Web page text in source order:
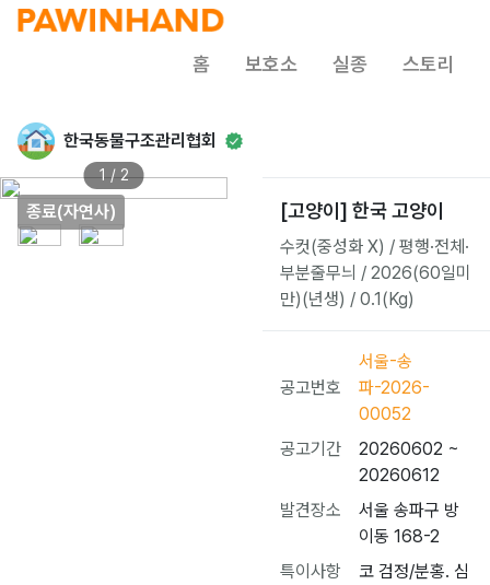
홈 보호소 실종 스토리
한국동물구조관리협회
종료(자연사)
1 / 2
[고양이] 한국 고양이
수컷(중성화 X) / 평행·전체·
부분줄무늬 / 2026(60일미
만)(년생) / 0.1(Kg)
공고번호
서울-송
파-2026-
00052
공고기간
20260602 ~
20260612
발견장소
서울 송파구 방
이동 168-2
특이사항
코 검정/분홍. 심